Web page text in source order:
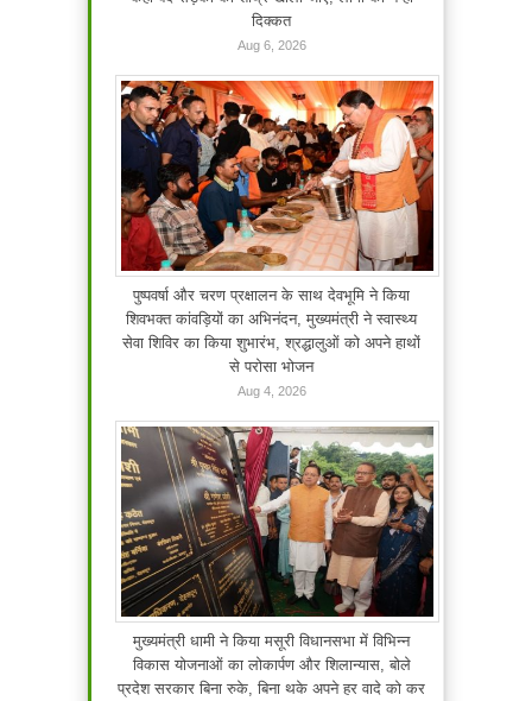
दिक्कत
Aug 6, 2026
पुष्पवर्षा और चरण प्रक्षालन के साथ देवभूमि ने किया
शिवभक्त कांवड़ियों का अभिनंदन, मुख्यमंत्री ने स्वास्थ्य
सेवा शिविर का किया शुभारंभ, श्रद्धालुओं को अपने हाथों
से परोसा भोजन
Aug 4, 2026
मुख्यमंत्री धामी ने किया मसूरी विधानसभा में विभिन्न
विकास योजनाओं का लोकार्पण और शिलान्यास, बोले
प्रदेश सरकार बिना रुके, बिना थके अपने हर वादे को कर